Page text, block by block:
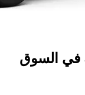
2023 المتاحة في السوق